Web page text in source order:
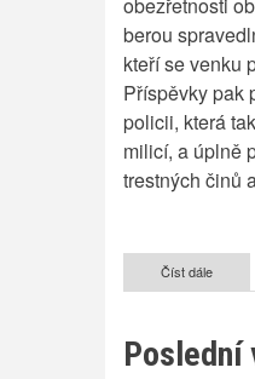
berou
kteří se venku
Příspěvky pak
policii, která
milicí, a úplně
trestných činů
Číst dále
soutěž
Poslední